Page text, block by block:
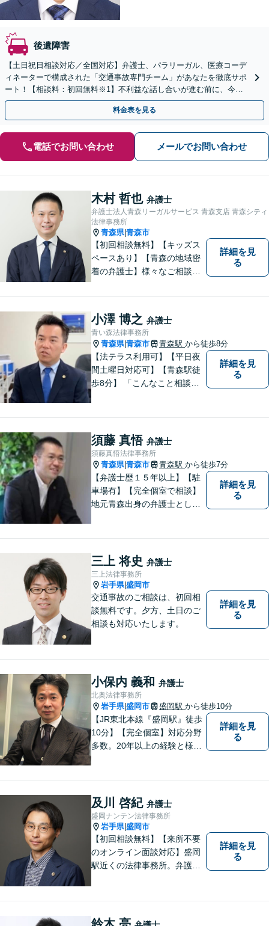
後遺障害
【土日祝日相談対応／全国対応】弁護士、パラリーガル、医療コーデ
ィネーターで構成された「交通事故専門チーム」があなたを徹底サポ
ート！【相談料：初回無料※1】不利益な話し合いが進む前に、今す
ぐ相談！
料金表を見る
電話でお問い合わせ メールでお問い合わせ
木村 哲也 弁護士
弁護士法人青森リーガルサービス 青森支店 青森シティ
法律事務所
青森県|青森市
【初回相談無料】【キッズス
ペースあり】【青森の地域密
着の弁護士】様々なご相談・
応いたします。
詳細を見
る
小澤 博之 弁護士
青い森法律事務所
青森県|青森市 青森駅 から徒歩8分
【法テラス利用可】【平日夜
間土曜日対応可】【青森駅徒
歩8分】 「こんなこと相談し
い。 皆様が抱えている問題に
真摯に向き合い、ともに解決
いたします。
詳細を見
る
須藤 真悟 弁護士
須藤真悟法律事務所
青森県|青森市 青森駅 から徒歩7分
【弁護士歴１５年以上】【駐
車場有】【完全個室で相談】
地元青森出身の弁護士とし
に、そして真剣に取り組みま
す。皆様が安心して相談でき
るような雰囲気づくりを行な
っています。
詳細を見
る
三上 将史 弁護士
三上法律事務所
岩手県|盛岡市
交通事故のご相談は、初回相
談無料です。夕方、土日のご
相談も対応いたします。
詳細を見
る
小保内 義和 弁護士
北奥法律事務所
岩手県|盛岡市 盛岡駅 から徒歩10分
【JR東北本線『盛岡駅』徒歩
10分】【完全個室】対応分野
多数。20年以上の経験と様々
決を目指します。 お気軽にご
お相談ください。
詳細を見
る
及川 啓紀 弁護士
盛岡ナンテン法律事務所
岩手県|盛岡市
【初回相談無料】【来所不要
のオンライン面談対応】盛岡
駅近くの法律事務所。弁護士
対応が可能です。可能な限り
専門用語は避け、依頼者様が
詳細を見
る
鈴木 亮